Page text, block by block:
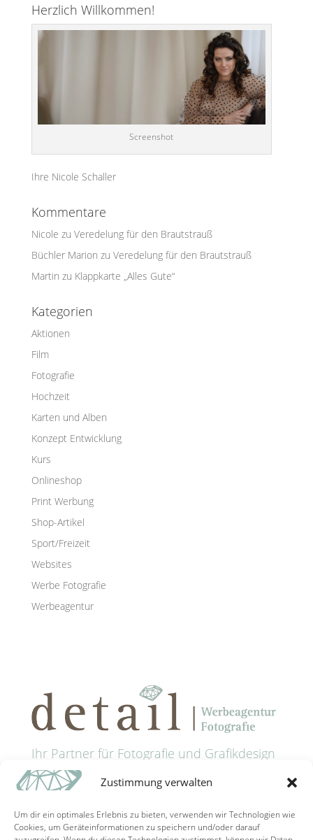
Zustimmung verwalten
Um dir ein optimales Erlebnis zu bieten, verwenden wir Technologien wie
Cookies, um Geräteinformationen zu speichern und/oder darauf
Herzlich Willkommen!
Screenshot
Ihre Nicole Schaller
Kommentare
Nicole zu Veredelung für den Brautstrauß
Büchler Marion zu Veredelung für den Brautstrauß
Martin zu Klappkarte „Alles Gute“
Kategorien
Aktionen
Film
Fotografie
Hochzeit
Karten und Alben
Konzept Entwicklung
Kurs
Onlineshop
Print Werbung
Shop-Artikel
Sport/Freizeit
Websites
Werbe Fotografie
Werbeagentur
Ihr Partner für Fotografie und Grafikdesign
in Passau
Anschrift: Grünaustrasse 9 • 94032 Passau
Mail: info@detail-schaller.de